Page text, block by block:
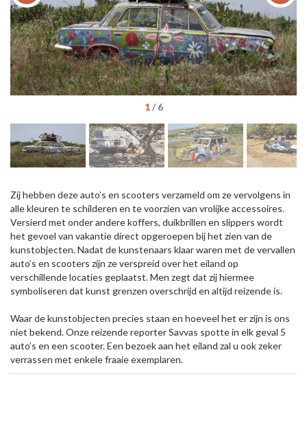
1/6
Zij hebben deze auto’s en scooters verzameld om ze vervolgens in
alle kleuren te schilderen en te voorzien van vrolijke accessoires.
Versierd met onder andere koffers, duikbrillen en slippers wordt
het gevoel van vakantie direct opgeroepen bij het zien van de
kunstobjecten. Nadat de kunstenaars klaar waren met de vervallen
auto’s en scooters zijn ze verspreid over het eiland op
verschillende locaties geplaatst. Men zegt dat zij hiermee
symboliseren dat kunst grenzen overschrijd en altijd reizende is.
Waar de kunstobjecten precies staan en hoeveel het er zijn is ons
niet bekend. Onze reizende reporter Savvas spotte in elk geval 5
auto’s en een scooter. Een bezoek aan het eiland zal u ook zeker
verrassen met enkele fraaie exemplaren.